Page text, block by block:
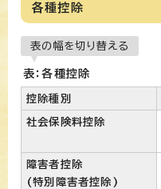
各種控除
表の幅を切り替える
表：各種控除
控除種別
社会保険料控除
障害者控除
(特別障害者控除)